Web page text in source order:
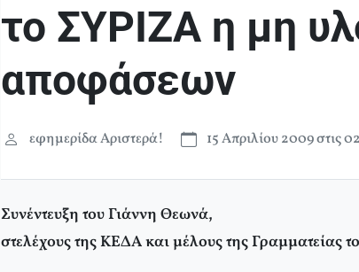
το ΣΥΡΙΖΑ η μη
αποφάσεων
εφημερίδα Αριστερά! 15 Απριλίου 2009 στις
Συνέντευξη του Γιάννη Θεωνά,
στελέχους της ΚΕΔΑ και μέλους της Γραμματείας